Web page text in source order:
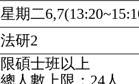
星期二
法研2
限碩士班以上
總人數上限：24人